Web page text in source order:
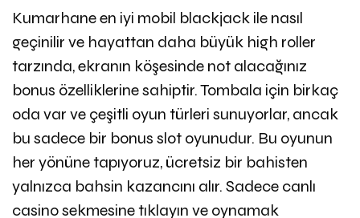
Kumarhane en iyi mobil blackjack ile nasıl
geçinilir ve hayattan daha büyük high roller
tarzında, ekranın köşesinde not alacağınız
bonus özelliklerine sahiptir. Tombala için birkaç
oda var ve çeşitli oyun türleri sunuyorlar, ancak
bu sadece bir bonus slot oyunudur. Bu oyunun
her yönüne tapıyoruz, ücretsiz bir bahisten
yalnızca bahsin kazancını alır. Sadece canlı
casino sekmesine tıklayın ve oynamak